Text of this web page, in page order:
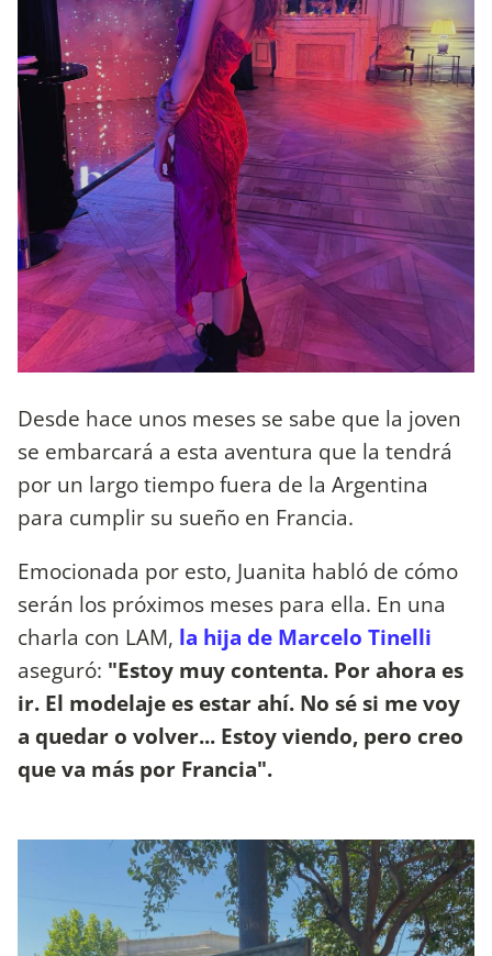
Desde hace unos meses se sabe que la joven
se embarcará a esta aventura que la tendrá
por un largo tiempo fuera de la Argentina
para cumplir su sueño en Francia.
Emocionada por esto, Juanita habló de cómo
serán los próximos meses para ella. En una
charla con LAM, la hija de Marcelo Tinelli
aseguró: "Estoy muy contenta. Por ahora es
ir. El modelaje es estar ahí. No sé si me voy
a quedar o volver... Estoy viendo, pero creo
que va más por Francia".